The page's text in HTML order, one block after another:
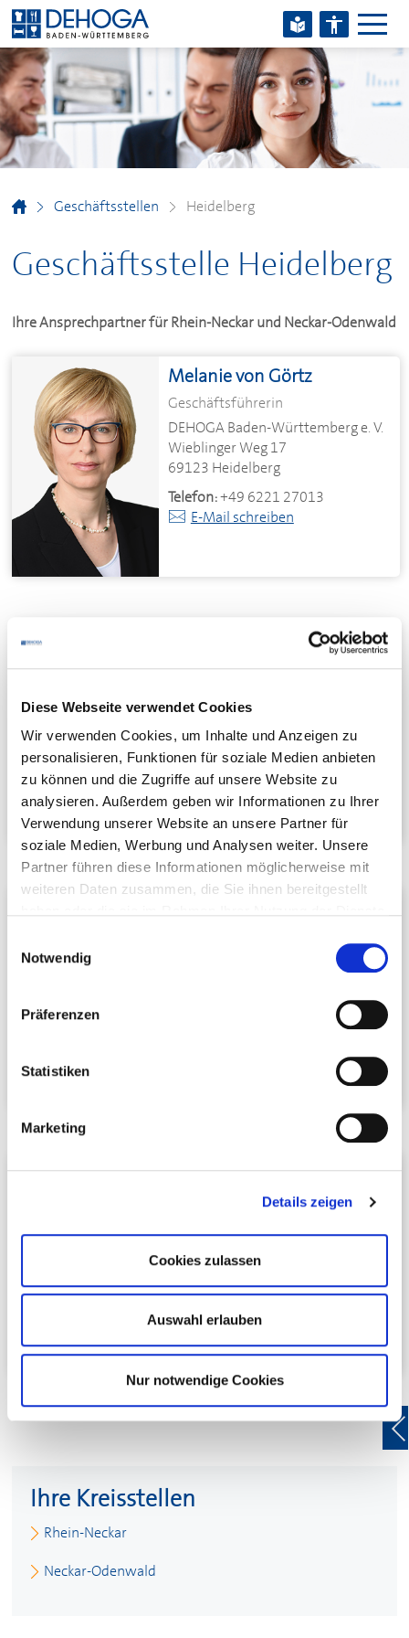
Diese Webseite verwendet Cookies
Wir verwenden Cookies, um Inhalte und Anzeigen zu
personalisieren, Funktionen für soziale Medien anbieten
zu können und die Zugriffe auf unsere Website zu
analysieren. Außerdem geben wir Informationen zu Ihrer
Verwendung unserer Website an unsere Partner für
soziale Medien, Werbung und Analysen weiter. Unsere
Partner führen diese Informationen möglicherweise mit
weiteren Daten zusammen, die Sie ihnen bereitgestellt
Notwendig
Präferenzen
Statistiken
Marketing
Details zeigen
Cookies zulassen
Auswahl erlauben
Nur notwendige Cookies
Zum Hauptinhalt springen
Zum Footerinhalt springen
Geschäftsstellen Heidelberg
Geschäftsstelle Heidelberg
Ihre Ansprechpartner für Rhein-Neckar und Neckar-Odenwald
Melanie von Görtz
Geschäftsführerin
DEHOGABaden-Württemberg e. V.
Wieblinger Weg 17
69123 Heidelberg
Telefon:+49 6221 27013
E-Mail schreiben
Assistentin
Wieblinger Weg 17
69123 Heidelberg
Telefon: +49 6221 27013
E-Mail schreiben
Baden-Württemberg e. V.
Katja Ehlert
69123 Heidelberg
Telefon:+49 6221 27013
E-Mail schreiben
Ihre Kreisstellen
Rhein-Neckar
Neckar-Odenwald